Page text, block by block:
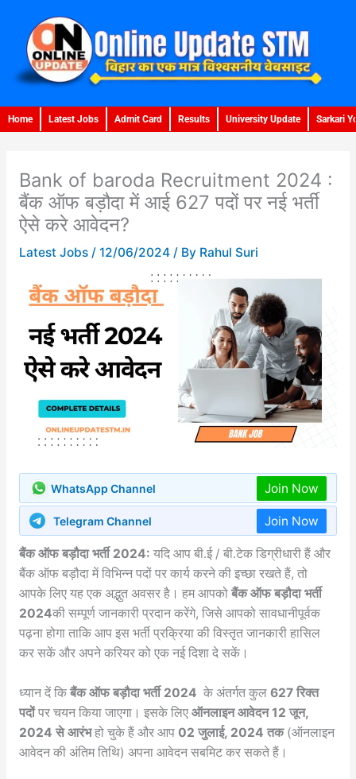
content
Home Latest Jobs Admit Card Results University Update Sarkari
Bank of baroda Recruitment 2024 :
बैंक ऑफ बड़ौदा में आई 627 पदों पर नई भर्ती
ऐसे करे आवेदन?
Latest Jobs/ 12/06/2024 / By Rahul Suri
WhatsApp Channel Join Now
Telegram Channel Join Now
बैंक ऑफ बड़ौदा भर्ती 2024: यदि आप बी.ई / बी.टेक डिग्रीधारी हैं और
बैंक ऑफ बड़ौदा में विभिन्न पदों पर कार्य करने की इच्छा रखते हैं, तो
आपके लिए यह एक अद्भुत अवसर है। हम आपको बैंक ऑफ बड़ौदा भर्ती
2024की सम्पूर्ण जानकारी प्रदान करेंगे, जिसे आपको सावधानीपूर्वक
पढ़ना होगा ताकि आप इस भर्ती प्रक्रिया की विस्तृत जानकारी हासिल
कर सकें और अपने करियर को एक नई दिशा दे सकें।
ध्यान दें कि बैंक ऑफ बड़ौदा भर्ती 2024 के अंतर्गत कुल 627 रिक्त
पदोंपर चयन किया जाएगा। इसके लिए ऑनलाइन आवेदन 12 जून,
2024 से आरंभहो चुके हैं और आप 02 जुलाई, 2024 तक(ऑनलाइन
आवेदन की अंतिम तिथि) अपना आवेदन सबमिट कर सकते हैं।